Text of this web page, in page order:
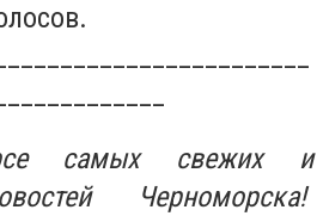
самых свежих и
Черноморска!